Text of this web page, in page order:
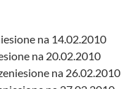
na 14.02.2010
na 20.02.2010
na 26.02.2010